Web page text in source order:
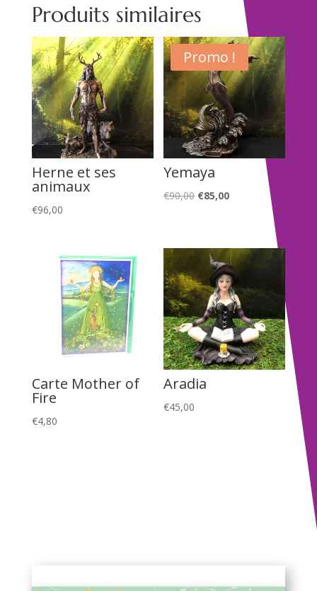
Produits similaires
Herne et ses
animaux
€96,00
Promo !
Yemaya
€90,00 Le
était :
€90,00.
€85,00Le
est :
€85,00.
Carte Mother of
Fire
€4,80
Aradia
€45,00